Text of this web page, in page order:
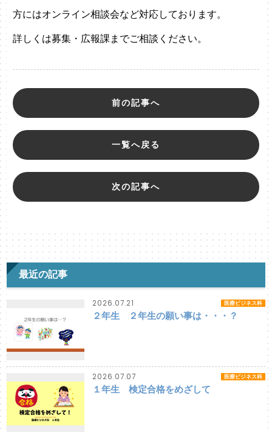
方にはオンライン相談会など対応しております。
詳しくは募集・広報課までご相談ください。
前の記事へ
一覧へ戻る
次の記事へ
最近の記事
2026.07.21 医療ビジネス科
２年生 ２年生の願い事は・・・？
2026.07.07 医療ビジネス科
１年生 検定合格をめざして